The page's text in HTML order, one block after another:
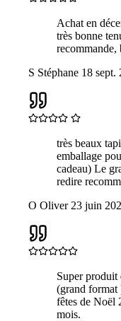
Achat en
très bonne
recommande,
S Stéphane 18 sept.
très beaux
emballage
cadeau) Le
redire
O Oliver 23 juin
Super produit
(grand format
fêtes de Noël
mois.